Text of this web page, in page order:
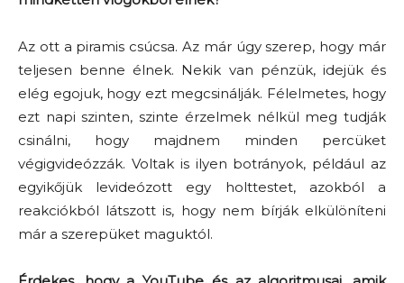
Az ott a piramis csúcsa. Az már úgy szerep, hogy már
teljesen benne élnek. Nekik van pénzük, idejük és
elég egojuk, hogy ezt megcsinálják. Félelmetes, hogy
ezt napi szinten, szinte érzelmek nélkül meg tudják
csinálni, hogy majdnem minden percüket
végigvideózzák. Voltak is ilyen botrányok, például az
egyikőjük levideózott egy holttestet, azokból a
reakciókból látszott is, hogy nem bírják elkülöníteni
már a szerepüket maguktól.